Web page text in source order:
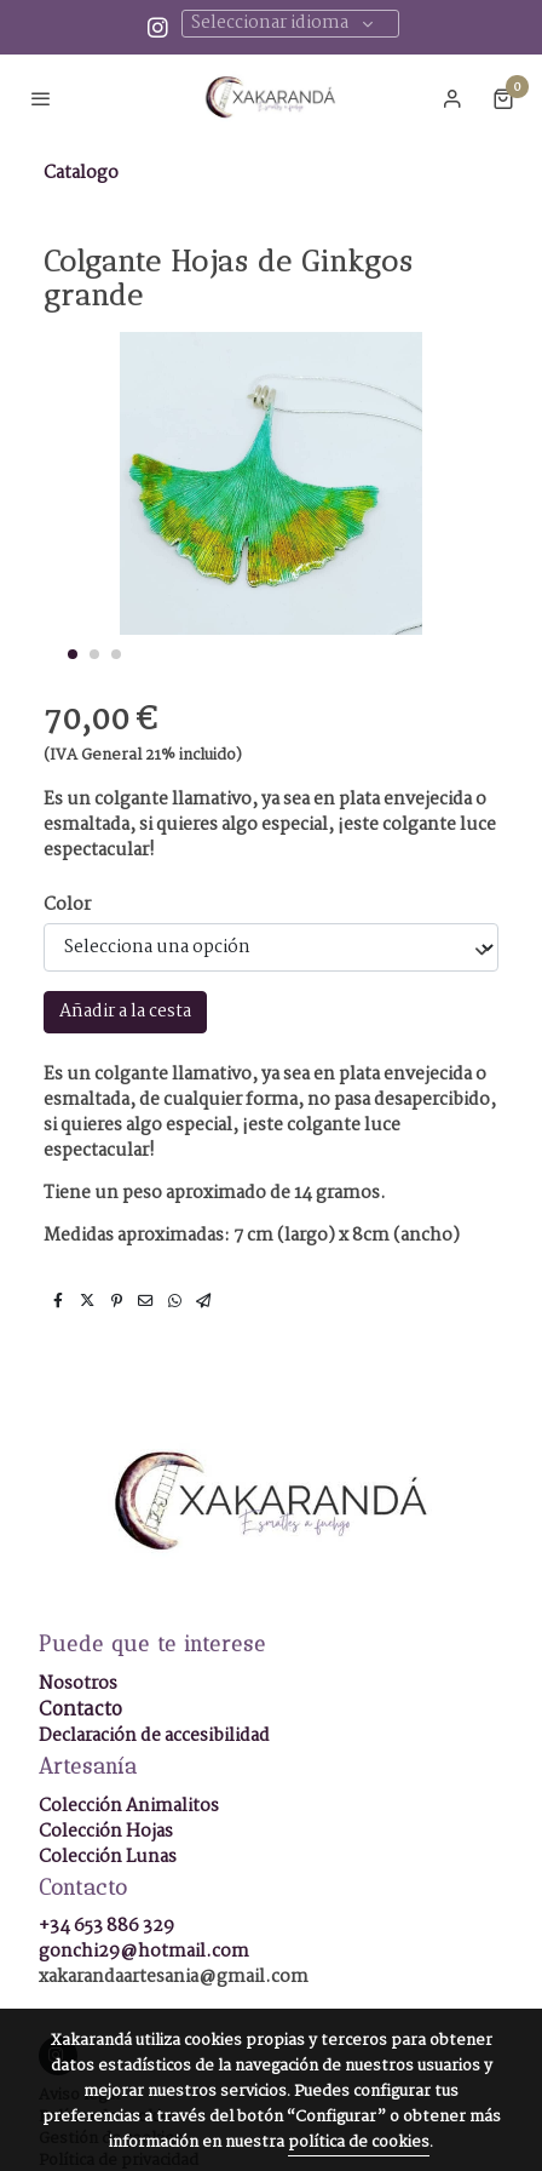
Seleccionar idioma
0
Catalogo
Colgante Hojas de Ginkgos
grande
70,00 €
(IVA General 21% incluido)
Es un colgante llamativo, ya sea en plata envejecida o
esmaltada, si quieres algo especial, ¡este colgante luce
espectacular!
Color
Añadir a la cesta
Es un colgante llamativo, ya sea en plata envejecida o
esmaltada, de cualquier forma, no pasa desapercibido,
si quieres algo especial, ¡este colgante luce
espectacular!
Tiene un peso aproximado de 14 gramos.
Medidas aproximadas: 7 cm (largo) x 8cm (ancho)
Puede que te interese
Nosotros
Contacto
Declaración de accesibilidad
Artesanía
Colección Animalitos
Colección Hojas
Colección Lunas
Contacto
+34 653 886 329
gonchi29@hotmail.com
xakarandaartesania@gmail.com
Aviso legal
Política de cookies
Gestión de cookies
Xakarandáutiliza cookies propias y terceros para obtener
datos estadísticos de la navegación de nuestros usuarios y
mejorar nuestros servicios. Puedes configurar tus
preferencias a través del botón “Configurar” o obtener más
información en nuestrapolítica de cookies.